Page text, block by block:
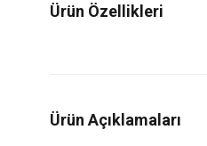
Ürün Özellikleri
Ürün Açıklamaları